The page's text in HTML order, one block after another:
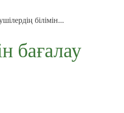
білімін...
бағалау